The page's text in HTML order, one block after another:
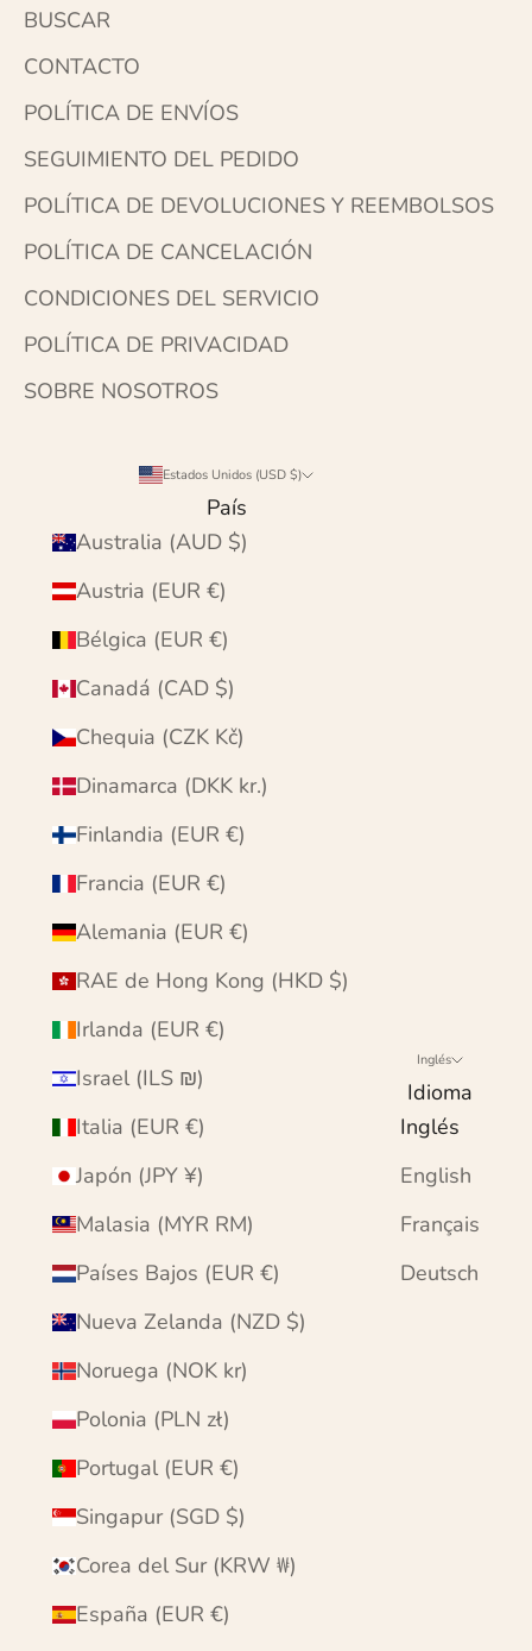
BUSCAR
CONTACTO
POLÍTICA DE ENVÍOS
SEGUIMIENTO DEL PEDIDO
POLÍTICA DE DEVOLUCIONES Y REEMBOLSOS
POLÍTICA DE CANCELACIÓN
CONDICIONES DEL SERVICIO
POLÍTICA DE PRIVACIDAD
SOBRE NOSOTROS
Estados Unidos (USD $)
País
Australia (AUD $)
Austria (EUR €)
Bélgica (EUR €)
Canadá (CAD $)
Chequia (CZK Kč)
Dinamarca (DKK kr.)
Finlandia (EUR €)
Francia (EUR €)
Alemania (EUR €)
RAE de Hong Kong (HKD $)
Irlanda (EUR €)
Israel (ILS ₪)
Italia (EUR €)
Japón (JPY ¥)
Malasia (MYR RM)
Países Bajos (EUR €)
Nueva Zelanda (NZD $)
Noruega (NOK kr)
Polonia (PLN zł)
Portugal (EUR €)
Singapur (SGD $)
Corea del Sur (KRW ₩)
España (EUR €)
Inglés
Idioma
Inglés
English
Français
Deutsch